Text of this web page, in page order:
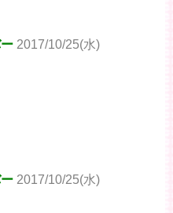
2017/10/25(水)
2017/10/25(水)